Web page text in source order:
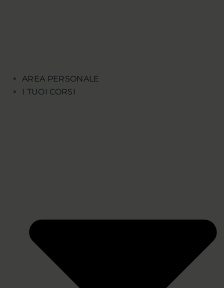
AREA PERSONALE
I TUOI CORSI